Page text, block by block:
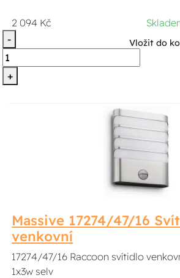
2 094 Kč
-
+
Vložit do
Massive 17274/47/16
venkovní
17274/47/16 Raccoon svítidlo
1x3w selv